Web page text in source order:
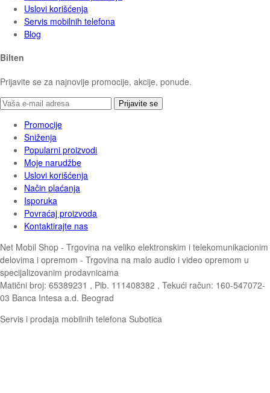
Uslovi korišćenja
Servis mobilnih telefona
Blog
Bilten
Prijavite se za najnovije promocije, akcije, ponude.
Prijavite se
Promocije
Sniženja
Popularni proizvodi
Moje narudžbe
Uslovi korišćenja
Način plaćanja
Isporuka
Povraćaj proizvoda
Kontaktirajte nas
Net Mobil Shop - Trgovina na veliko elektronskim i telekomunikacionim
delovima i opremom - Trgovina na malo audio i video opremom u
specijalizovanim prodavnicama
Matični broj: 65389231 , Pib. 111408382 , Tekući račun: 160-547072-
03 Banca Intesa a.d. Beograd
Servis i prodaja mobilnih telefona Subotica